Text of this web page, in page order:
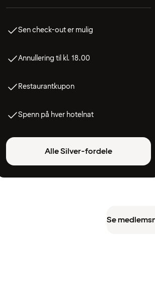
Sen check-out er mulig
Annullering til kl. 18.00
Restaurantkupon
Spenn på hver hotelnat
Alle Silver-fordele
Se